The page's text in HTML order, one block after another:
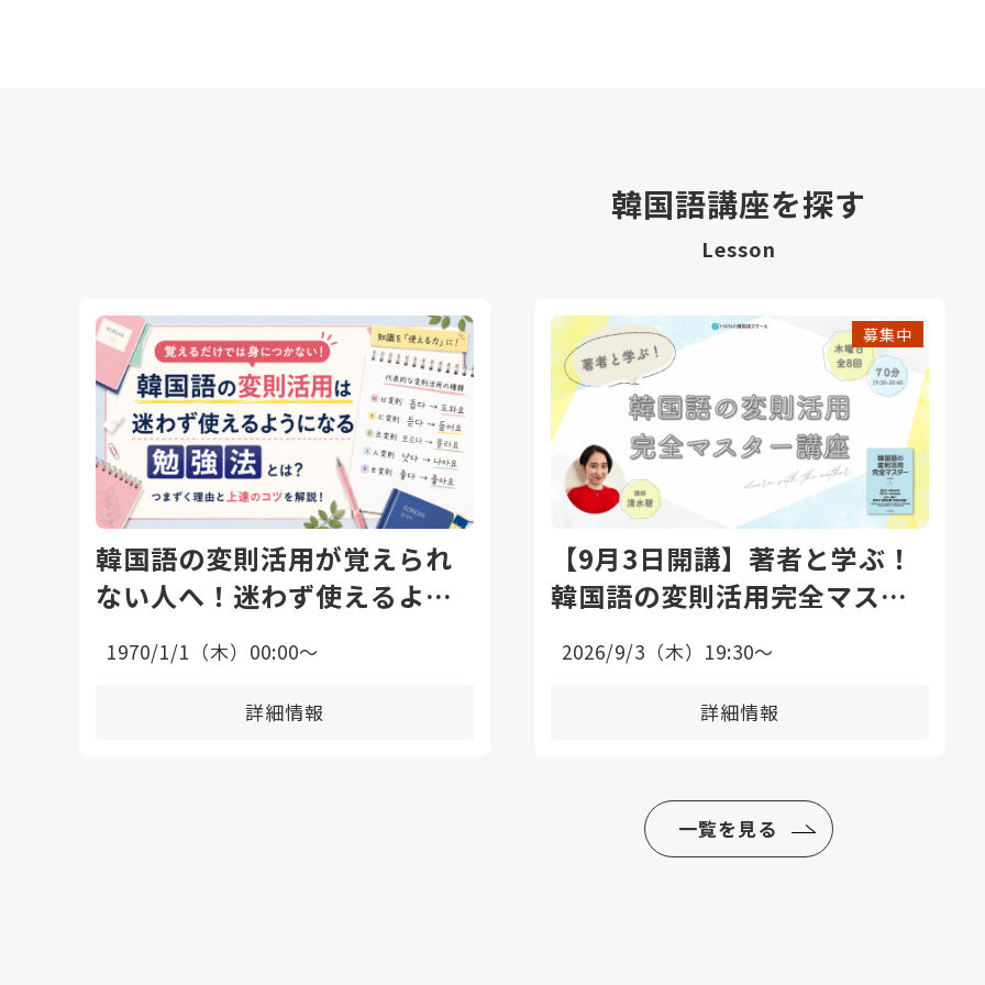
韓国語講座を探す
Lesson
韓国語の変則活用が覚えられ
ない人へ！迷わず使えるよう
1970/1/1（木）00:00〜
詳細情報
募集中
【9月3日開講】著者と学ぶ！
韓国語の変則活用完全マスタ
2026/9/3（木）19:30〜
詳細情報
一覧を見る